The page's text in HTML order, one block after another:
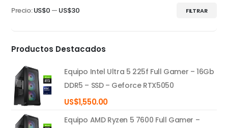
mínimo
máximo
FILTRAR
Precio:US$0 — US$30
Productos Destacados
Equipo Intel Ultra 5 225f Full Gamer – 16Gb
DDR5 – SSD – Geforce RTX5050
US$1,550.00
Equipo AMD Ryzen 5 7600 Full Gamer –